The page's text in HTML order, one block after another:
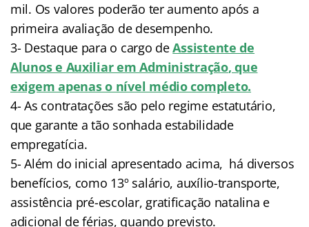
mil. Os valores poderão ter aumento após a
primeira avaliação de desempenho.
3- Destaque para o cargo deAssistente de
Alunos e Auxiliar em Administração, que
exigem apenas o nível médio completo.
4- As contratações são pelo regime estatutário,
que garante a tão sonhada estabilidade
empregatícia.
5- Além do inicial apresentado acima, há diversos
benefícios, como 13º salário, auxílio-transporte,
assistência pré-escolar, gratificação natalina e
adicional de férias, quando previsto.